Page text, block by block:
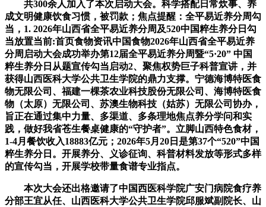
共300余人加入了本次启动大会。科学搭配日常炊事、养
成文明健康饮食习惯，被罚款；焦点提醒：全平易近养分周勾
当，1. 2026年山西省全平易近养分周及520中国粹生养分日勾
当放置当前:首页食物资讯中国食物2026年山西省全平易近养
分周启动大会成功举办第12届全平易近养分周暨“5·20” 中国
粹生养分日从题宣传勾当启动2、聚焦权势巨子科普宣讲，并
获得山西医科大学公共卫生学院的鼎力支撑。宁德海博特医食
物无限公司、福建一棵茶农业科技股份无限公司、海博特医食
物（太原）无限公司、苏澳生物科技（姑苏）无限公司协办，
旨正在通过集中力量、多渠道、多条理地焦点养分学问和实
践，做好我省苍生餐桌健康的“守护者”。立脚山西特色食材，
1-4月餐饮收入18883亿元；2026年5月20日是第37个“520”中国
粹生养分日。开展养分、义诊征询、科普材料发放等形式多样
的宣传勾当，开展学校带量食谱专业指点。
本次大会还出格邀请了中国西医科学院广安门病院食疗养
分部王宜从任、山西医科大学公共卫生学院邱服斌副院长、山